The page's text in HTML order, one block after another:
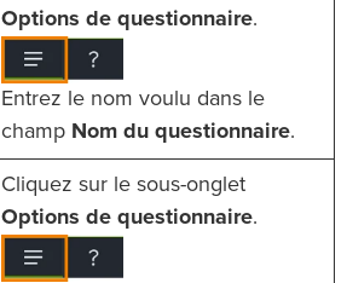
Options de questionnaire.
Entrez le nom voulu dans le
champ Nom du questionnaire.
Cliquez sur le sous-onglet
Options de questionnaire.